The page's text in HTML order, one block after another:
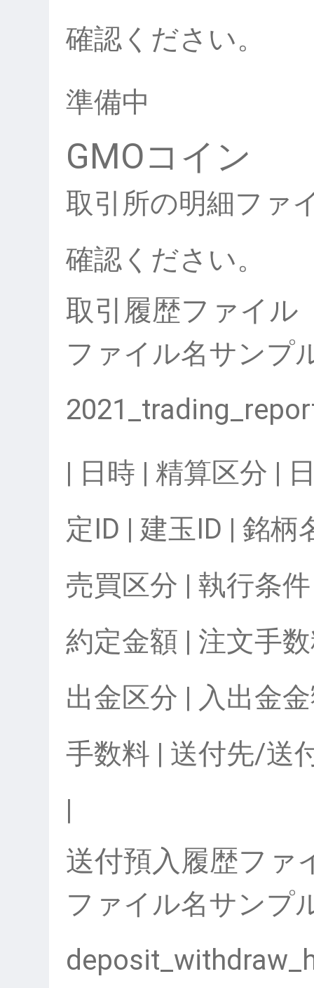
確認ください。
準備中
GMOコイン
取引所の明細ファ
確認ください。
取引履歴ファイル
ファイル名サンプ
| 日時 | 精算区分 |
定ID | 建玉ID | 銘
売買区分 | 執行条
約定金額 | 注文手
出金区分 | 入出金
手数料 | 送付先/送
|
送付預入履歴ファ
ファイル名サンプ